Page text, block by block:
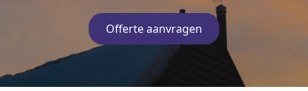
Offerte aanvragen